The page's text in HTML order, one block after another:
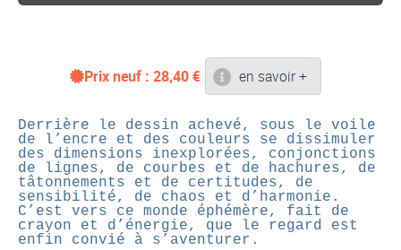
Prix neuf : 28,40€ en savoir +
Derrière le dessin achevé, sous le voile
de l’encre et des couleurs se dissimuler
des dimensions inexplorées, conjonctions
de lignes, de courbes et de hachures, de
tâtonnements et de certitudes, de
sensibilité, de chaos et d’harmonie.
C’est vers ce monde éphémère, fait de
crayon et d’énergie, que le regard est
enfin convié à s’aventurer.